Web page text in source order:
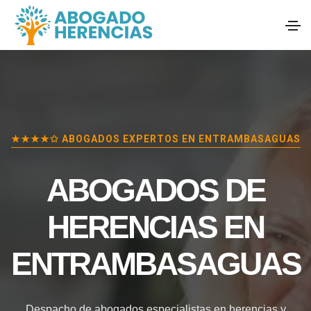
★★★★✩ ABOGADOS EXPERTOS EN ENTRAMBASAGUAS
ABOGADOS DE
HERENCIAS EN
ENTRAMBASAGUAS